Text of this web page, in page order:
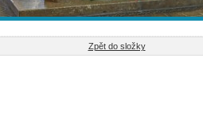
Zpět do složky